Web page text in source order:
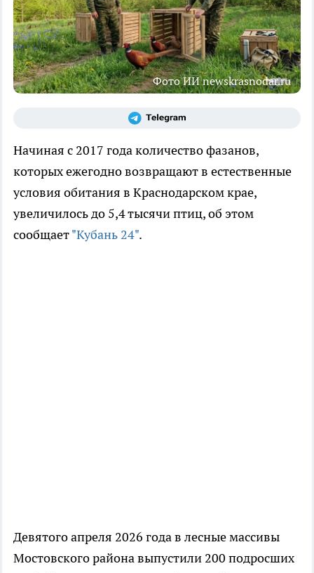
Фото ИИ newskrasnodar.ru
Начиная с 2017 года количество фазанов,
которых ежегодно возвращают в естественные
условия обитания в Краснодарском крае,
увеличилось до 5,4 тысячи птиц, об этом
сообщает"Кубань 24".
Девятого апреля 2026 года в лесные массивы
Мостовского района выпустили 200 подросших